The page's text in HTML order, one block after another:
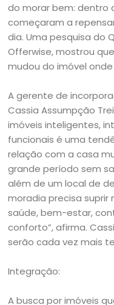
do morar bem: dentro
começaram a
dia. Uma pesquisa do
Offerwise, mostrou
mudou do imóvel
A gerente de
Cassia Assumpção
imóveis inteligentes,
funcionais é uma
relação com a casa
grande período sem
além de um local de
moradia precisa suprir
saúde, bem-estar,
conforto”, afirma.
serão cada vez mais
Integração:
A busca por imóveis